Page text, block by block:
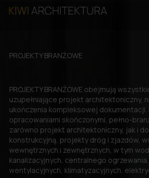
PROJEKTYBRANŻOWE
PROJEKTY BRANŻOWE obejmują
uzupełniające projekt architektoniczny,
ukończenia kompleksowej
opracowaniami skończonymi, pełno-
zarówno projekt architektoniczny, jak i
konstrukcyjną, projekty dróg i zjazdów,
wewnętrznych i zewnętrznych, w tym
kanalizacyjnych, centralnego
wentylacyjnych, klimatyzacyjnych,